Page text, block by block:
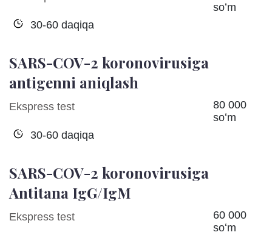
30-60 daqiqa
soʻm
SARS-COV-2 koronovirusiga
antigenni aniqlash
Ekspress test
30-60 daqiqa
80 000
soʻm
SARS-COV-2 koronovirusiga
Antitana IgG/IgM
Ekspress test
60 000
soʻm